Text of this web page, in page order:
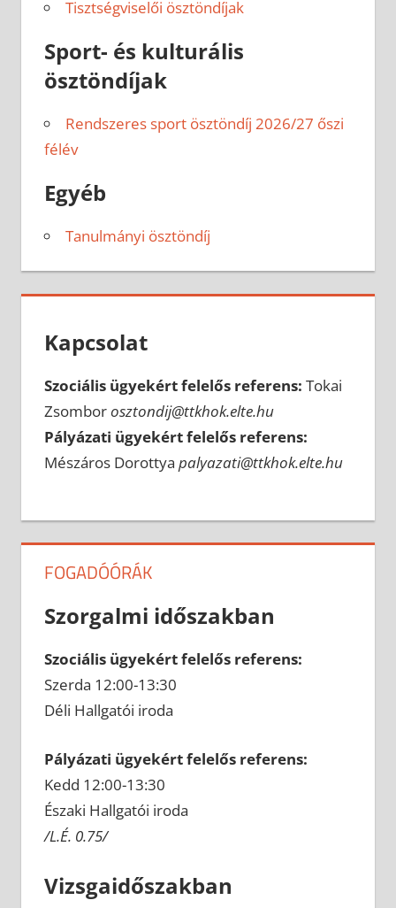
Tisztségviselői ösztöndíjak
Sport- és kulturális
ösztöndíjak
Rendszeres sport ösztöndíj 2026/27 őszi
félév
Egyéb
Tanulmányi ösztöndíj
Kapcsolat
Szociális ügyekért felelős referens: Tokai
Zsomborosztondij@ttkhok.elte.hu
Pályázati ügyekért felelős referens:
Mészáros Dorottya palyazati@ttkhok.elte.hu
FOGADÓÓRÁK
Szorgalmi időszakban
Szociális ügyekért felelős referens:
Szerda 12:00-13:30
Déli Hallgatói iroda
Pályázati ügyekért felelős referens:
Kedd 12:00-13:30
Északi Hallgatói iroda
/L.É. 0.75/
Vizsgaidőszakban